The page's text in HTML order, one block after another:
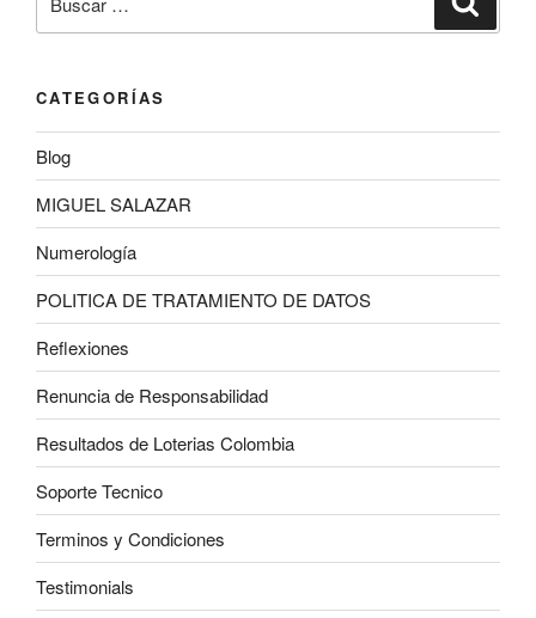
por:
CATEGORÍAS
Blog
MIGUEL SALAZAR
Numerología
POLITICA DE TRATAMIENTO DE DATOS
Reflexiones
Renuncia de Responsabilidad
Resultados de Loterias Colombia
Soporte Tecnico
Terminos y Condiciones
Testimonials